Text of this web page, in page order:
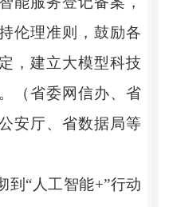
伦理准则，鼓励各
，建立大模型科技
（省委网信办、省
安厅、省数据局等
到“人工智能+”行动